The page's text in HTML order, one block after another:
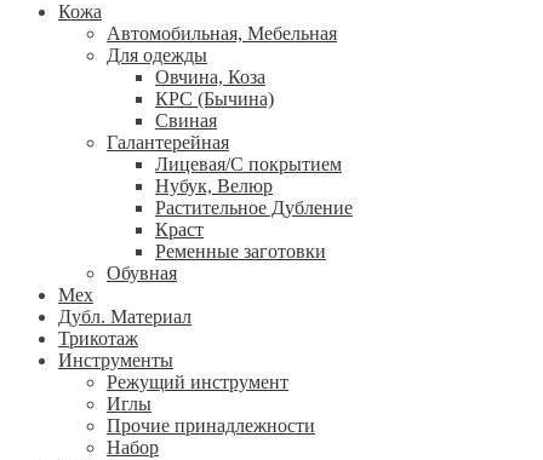
Кожа
Автомобильная, Мебельная
Для одежды
Овчина, Коза
КРС (Бычина)
Свиная
Галантерейная
Лицевая/С покрытием
Нубук, Велюр
Растительное Дубление
Краст
Ременные заготовки
Обувная
Мех
Дубл. Материал
Трикотаж
Инструменты
Режущий инструмент
Иглы
Прочие принадлежности
Набор